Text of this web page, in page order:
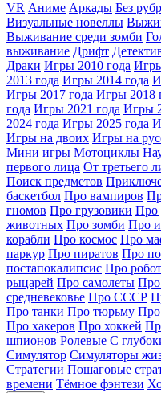
VR Аниме Аркады Без
Визуальные новеллы
Выживание среди зомби
выживание Дрифт
Драки Игры 2010 года
2013 года Игры 2014 года
Игры 2017 года Игры 2018
года Игры 2021 года Игры
2024 года Игры 2025 года
Игры на двоих Игры на
Мини игры Мотоциклы
первого лица От третьего
Поиск предметов
баскетбол Про вампиров
гномов Про грузовики Про
животных Про зомби Про
корабли Про космос Про
паркур Про пиратов Про
постапокалипсис Про
рыцарей Про самолеты Про
средневековье Про СССР
Про танки Про тюрьму
Про хакеров Про хоккей
шпионов Ролевые С
Симулятор Симуляторы
Стратегии Пошаговые
времени Тёмное фэнтези